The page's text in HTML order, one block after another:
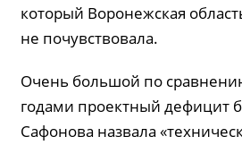
который Воронежская
не почувствовала.
Очень большой по
годами проектный дефицит
Сафонова назвала